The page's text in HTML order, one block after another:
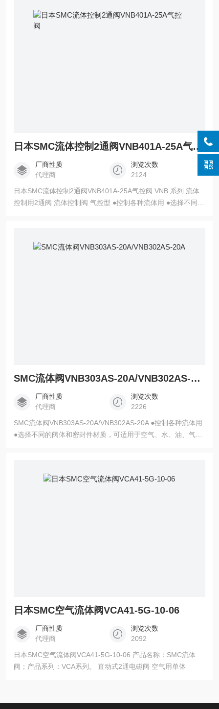
日本SMC流体控制2通阀VNB401A-25A气控阀
厂商性质
代理商
浏览次数
2124
日本SMC流体控制2通阀VNB401A-25A气控阀 VNB 系列 流体
控制用2通阀 流体控制阀 气控型 ●控制各种流体用 ●选择不同的
SMC流体阀VNB303AS-20A/VNB302AS-20A
厂商性质
代理商
浏览次数
2226
SMC流体阀VNB303AS-20A/VNB302AS-20A ●控制各种流体用
●选择不同的阀体和密封件材质，可适用于空气、水、油、气
日本SMC空气流体阀VCA41-5G-10-06
厂商性质
代理商
浏览次数
2092
日本SMC空气流体阀VCA41-5G-10-06 产品名称：SMC流体
阀；产品系列：VCA系列。 直动式2通电磁阀 空气用单体